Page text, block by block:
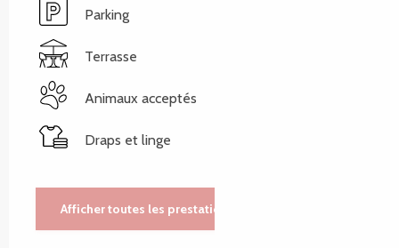
Parking
Terrasse
Animaux acceptés
Draps et linge
Afficher toutes les prestations